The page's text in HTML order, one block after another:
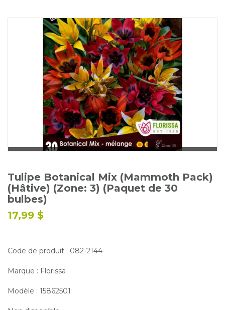
La boutique
Promotions et évènements
Conseils
Glossaire
Calendrier horticole
Emplois
Service à la clientèle
Nous joindre
Tulipe Botanical Mix (Mammoth Pack)
(Hâtive) (Zone: 3) (Paquet de 30
bulbes)
17,99 $
Code de produit : 082-2144
Marque : Florissa
Modèle : 15862501